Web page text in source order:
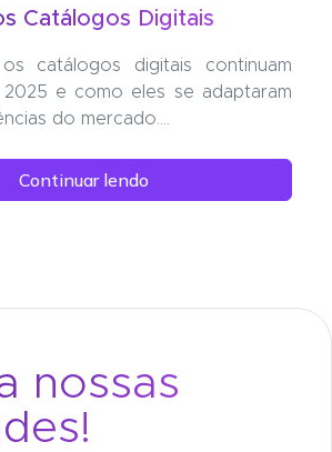
Catálogos Digitais
catálogos digitais continuam
2025 e como eles se adaptaram
do mercado....
Continuar lendo
nossas